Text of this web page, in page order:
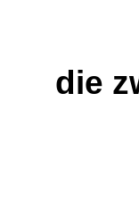
die